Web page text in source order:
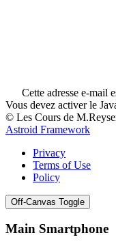
Cette adresse e-mail
Vous devez activer le
© Les Cours de
Astroid Framework
Privacy
Terms of Use
Policy
Off-Canvas Toggle
Main Smartphone